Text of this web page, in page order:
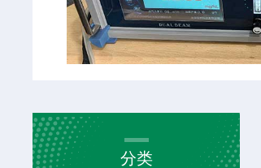
分类